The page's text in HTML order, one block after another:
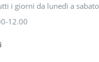
i giorni da lunedì a sabato
12.00